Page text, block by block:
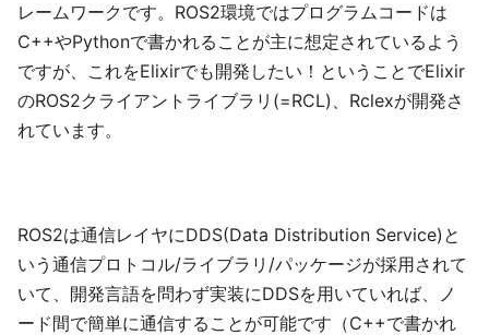
レームワークです。ROS2環境ではプログラムコードは
C++やPythonで書かれることが主に想定されているよう
ですが、これをElixirでも開発したい！ということでElixir
のROS2クライアントライブラリ(=RCL)、Rclexが開発さ
れています。
ROS2は通信レイヤにDDS(Data Distribution Service)と
いう通信プロトコル/ライブラリ/パッケージが採用されて
いて、開発言語を問わず実装にDDSを用いていれば、ノ
ード間で簡単に通信することが可能です（C++で書かれ